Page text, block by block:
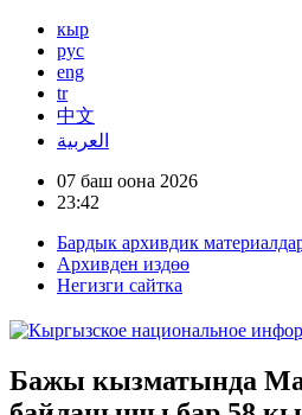
кыр
рус
eng
tr
中文
العربية
07 баш оона 2026
23:42
Бардык архивдик
Архивден издөө
Негизги сайтка
Бажы кызматында